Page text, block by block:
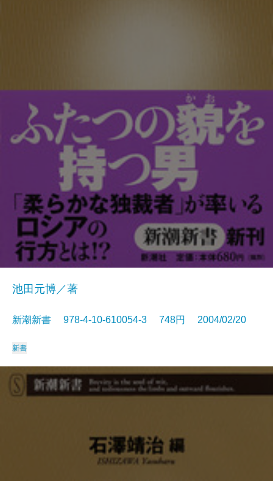
池田元博／著
新潮新書 978-4-10-610054-3 748円 2004/02/20
新書